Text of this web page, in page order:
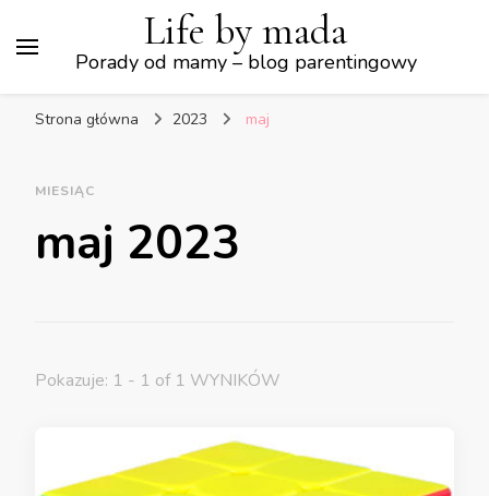
Life by mada
Porady od mamy – blog parentingowy
Strona główna 2023 maj
MIESIĄC
maj 2023
Pokazuje: 1 - 1 of 1 WYNIKÓW